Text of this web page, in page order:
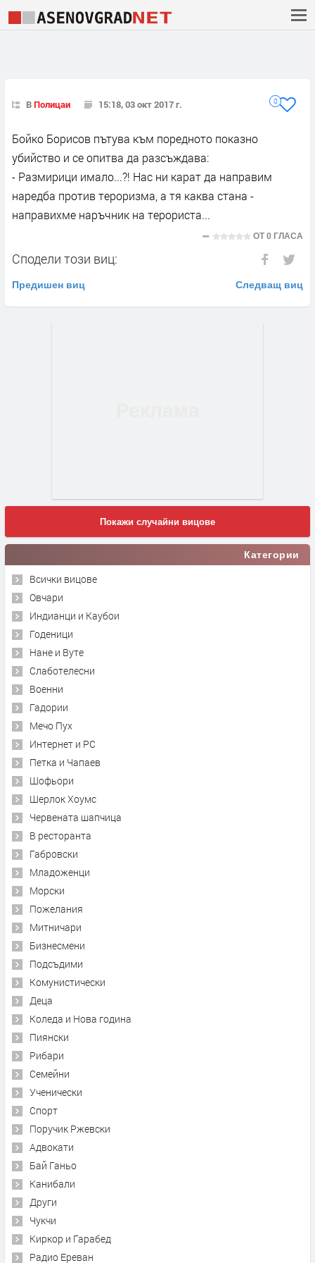
ВПолицаи 15:18, 03 окт 2017 г. 0
Бойко Борисов пътува към поредното показно
убийство и се опитва да разсъждава:
- Размирици имало...?! Нас ни карат да направим
наредба против тероризма, а тя каква стана -
направихме наръчник на терориста...
ОТ0 ГЛАСА
Сподели този виц:
Предишен виц Следващ виц
Покажи случайни вицове
Категории
Всички вицове
Овчари
Индианци и Каубои
Годеници
Нане и Вуте
Слаботелесни
Военни
Гадории
Мечо Пух
Интернет и PC
Петка и Чапаев
Шофьори
Шерлок Хоумс
Червената шапчица
В ресторанта
Габровски
Младоженци
Морски
Пожелания
Митничари
Бизнесмени
Подсъдими
Комунистически
Деца
Коледа и Нова година
Пиянски
Рибари
Семейни
Ученически
Спорт
Поручик Ржевски
Адвокати
Бай Ганьо
Канибали
Други
Чукчи
Киркор и Гарабед
Радио Ереван